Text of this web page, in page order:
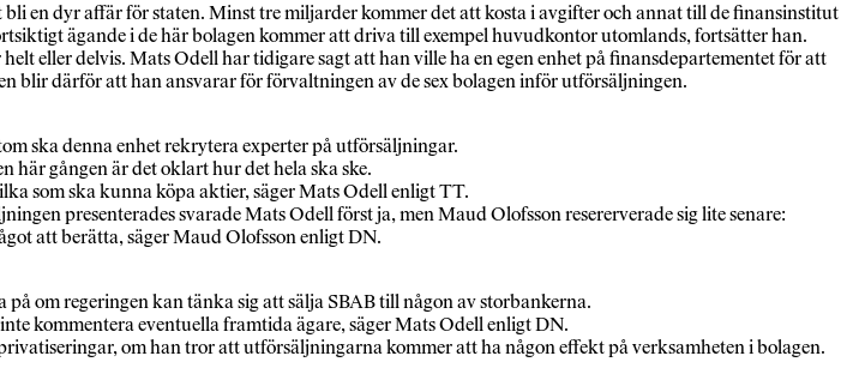
en dyr affär för staten. Minst tre miljarder kommer det att kosta i avgifter och annat till de finansinstitut
ägande i de här bolagen kommer att driva till exempel huvudkontor utomlands, fortsätter han.
eller delvis. Mats Odell har tidigare sagt att han ville ha en egen enhet på finansdepartementet för att
blir därför att han ansvarar för förvaltningen av de sex bolagen inför utförsäljningen.
ska denna enhet rekrytera experter på utförsäljningar.
här gången är det oklart hur det hela ska ske.
som ska kunna köpa aktier, säger Mats Odell enligt TT.
presenterades svarade Mats Odell först ja, men Maud Olofsson resererverade sig lite senare:
att berätta, säger Maud Olofsson enligt DN.
om regeringen kan tänka sig att sälja SBAB till någon av storbankerna.
kommentera eventuella framtida ägare, säger Mats Odell enligt DN.
om han tror att utförsäljningarna kommer att ha någon effekt på verksamheten i bolagen.